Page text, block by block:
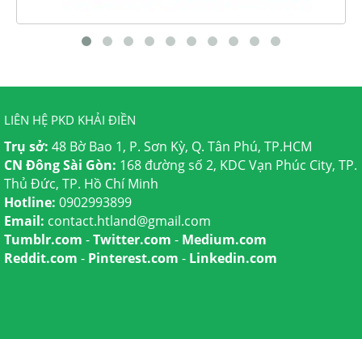
LIÊN HỆ PKD KHẢI ĐIỀN
Trụ sở: 48 Bờ Bao 1, P. Sơn Kỳ, Q. Tân Phú, TP.HCM
CN Đông Sài Gòn: 168 đường số 2, KDC Vạn Phúc City, TP.
Thủ Đức, TP. Hồ Chí Minh
Hotline: 0902993899
Email: contact.htland@gmail.com
Tumblr.com -Twitter.com - Medium.com
Reddit.com - Pinterest.com - Linkedin.com